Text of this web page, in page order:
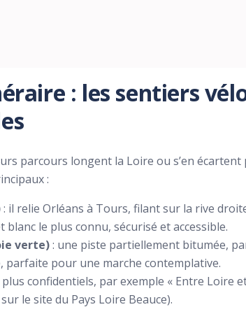
: les sentiers
parcours longent la Loire ou s’en écartent
:
: il relie Orléans à Tours, filant sur la rive
blanc le plus connu, sécurisé et accessible.
verte): une piste partiellement bitumée,
parfaite pour une marche contemplative.
confidentiels, par exemple « Entre Loire
le site du Pays Loire Beauce).